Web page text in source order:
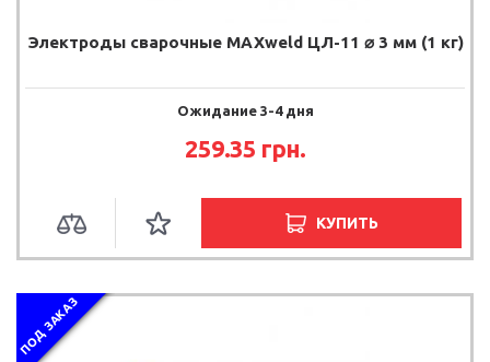
Электроды сварочные MAXweld ЦЛ-11 ⌀ 3 мм (1 кг)
Ожидание 3-4 дня
259.35 грн.
КУПИТЬ
ПОД ЗАКАЗ